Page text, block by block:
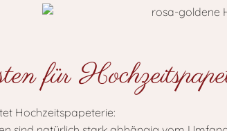
für
Hochzeitspapeterie: